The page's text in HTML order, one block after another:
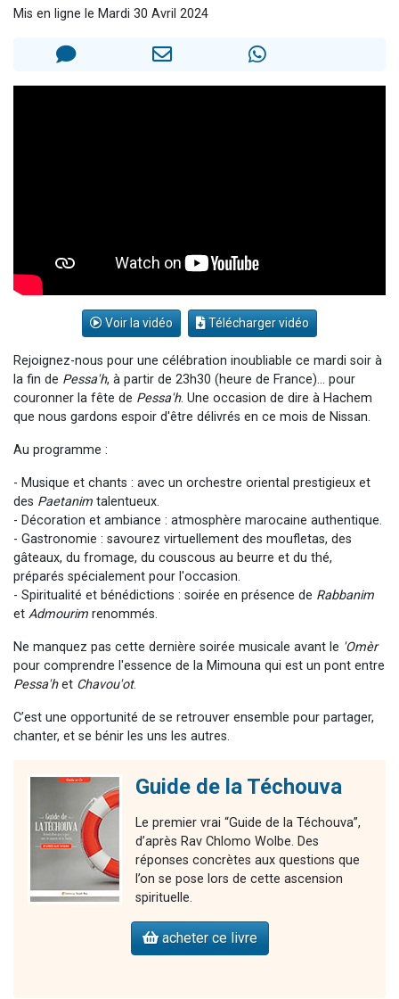
Mis en ligne le Mardi 30 Avril 2024
Voir la vidéo Télécharger vidéo
Rejoignez-nous pour une célébration inoubliable ce mardi soir à
la fin de Pessa'h, à partir de 23h30 (heure de France)... pour
couronner la fête de Pessa'h. Une occasion de dire à Hachem
que nous gardons espoir d'être délivrés en ce mois de Nissan.
Au programme :
- Musique et chants : avec un orchestre oriental prestigieux et
des Paetanim talentueux.
- Décoration et ambiance : atmosphère marocaine authentique.
- Gastronomie : savourez virtuellement des moufletas, des
gâteaux, du fromage, du couscous au beurre et du thé,
préparés spécialement pour l'occasion.
- Spiritualité et bénédictions : soirée en présence de Rabbanim
et Admourim renommés.
Ne manquez pas cette dernière soirée musicale avant le 'Omèr
pour comprendre l'essence de la Mimouna qui est un pont entre
Pessa'het Chavou'ot.
C’est une opportunité de se retrouver ensemble pour partager,
chanter, et se bénir les uns les autres.
Guide de la Téchouva
Le premier vrai “Guide de la Téchouva”,
d’après Rav Chlomo Wolbe. Des
réponses concrètes aux questions que
l’on se pose lors de cette ascension
spirituelle.
acheter ce livre